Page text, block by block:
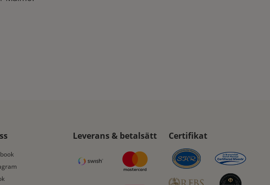
Leverans & betalsätt Certifikat